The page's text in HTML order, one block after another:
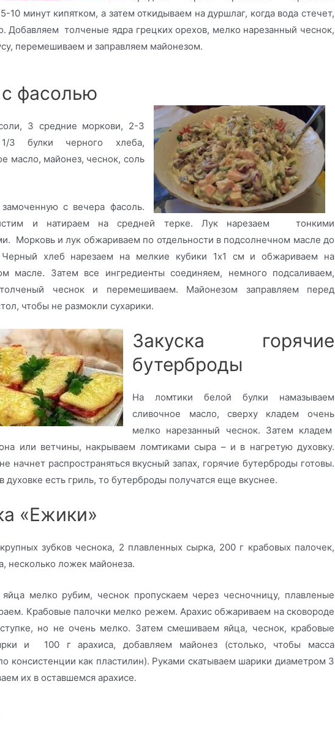
10 минут кипятком, а затем откидываем на дуршлаг, когда вода стечет,
Добавляем толченые ядра грецких орехов, мелко нарезанный чеснок,
перемешиваем и заправляем майонезом.
с фасолью
3 средние моркови, 2-3
3 булки черного хлеба,
масло, майонез, чеснок, соль
с вечера фасоль.
и натираем на средней терке. Лук нарезаем тонкими
Морковь и лук обжариваем по отдельности в подсолнечном масле до
Черный хлеб нарезаем на мелкие кубики 1х1 см и обжариваем на
масле. Затем все ингредиенты соединяем, немного подсаливаем,
чеснок и перемешиваем. Майонезом заправляем перед
чтобы не размокли сухарики.
Закуска горячие
бутерброды
На ломтики белой булки намазываем
сливочное масло, сверху кладем очень
мелко нарезанный чеснок. Затем кладем
или ветчины, накрываем ломтиками сыра – и в нагретую духовку.
начнет распространяться вкусный запах, горячие бутерброды готовы.
духовке есть гриль, то бутерброды получатся еще вкуснее.
«Ежики»
зубков чеснока, 2 плавленных сырка, 200 г крабовых палочек,
несколько ложек майонеза.
мелко рубим, чеснок пропускаем через чесночницу, плавленые
Крабовые палочки мелко режем. Арахис обжариваем на сковороде
но не очень мелко. Затем смешиваем яйца, чеснок, крабовые
и 100 г арахиса, добавляем майонез (столько, чтобы масса
консистенции как пластилин). Руками скатываем шарики диаметром 3
их в оставшемся арахисе.